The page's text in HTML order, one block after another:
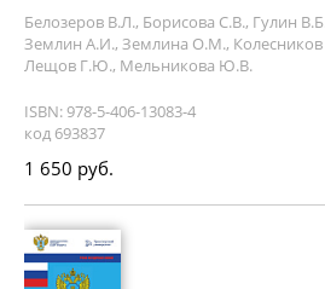
Белозеров В.Л., Борисова С.В., Гулин
Землин А.И., Землина О.М.,
Лещов Г.Ю., Мельникова Ю.В.
ISBN: 978-5-406-13083-4
код 693837
1 650 руб.